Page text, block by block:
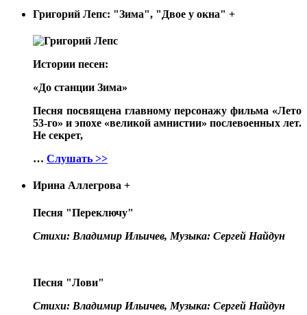
Григорий Лепс: "Зима", "Двое у окна" +
Истории песен:
«До станции Зима»
Песня посвящена главному персонажу фильма «Лето
53-го» и эпохе «великой амнистии» послевоенных лет.
Не секрет,
… Слушать >>
Ирина Аллегрова +
Песня "Переключу"
Стихи: Владимир Ильичев, Музыка: Сергей Найдун
Песня "Лови"
Стихи: Владимир Ильичев, Музыка: Сергей Найдун